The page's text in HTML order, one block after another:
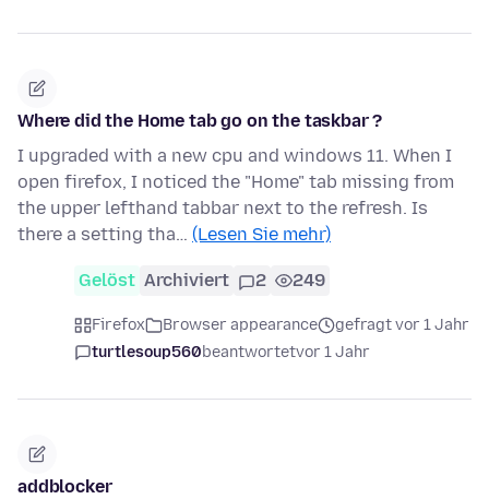
Where did the Home tab go on the taskbar ?
I upgraded with a new cpu and windows 11. When I
open firefox, I noticed the "Home" tab missing from
the upper lefthand tabbar next to the refresh. Is
there a setting tha… (Lesen Sie mehr)
Gelöst Archiviert 2 249
Firefox Browser appearance
gefragt vor 1 Jahr
turtlesoup560beantwortetvor 1 Jahr
addblocker